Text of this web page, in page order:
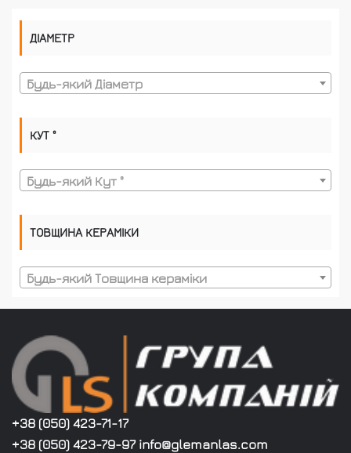
ДІАМЕТР
Будь-який Діаметр
КУТ °
Будь-який Кут °
ТОВЩИНА КЕРАМІКИ
Будь-який Товщина кераміки
+38 (050) 423-71-17
+38 (050) 423-79-97 info@glemanlas.com